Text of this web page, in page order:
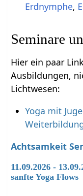
Erdnymphe,
Seminare
Hier ein paar
Ausbildungen,
Lichtwesen:
Yoga mit
Achtsamkeit
11.09.2026 -
sanfte Yoga Flows